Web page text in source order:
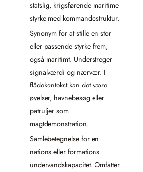
statslig, krigsførende maritime
styrke med kommandostruktur.
Synonym for at stille en stor
eller passende styrke frem,
også maritimt. Understreger
signalværdi og nærvær. I
flådekontekst kan det være
øvelser, havnebesøg eller
patruljer som
magtdemonstration.
Samlebetegnelse for en
nations eller formations
undervandskapacitet. Omfatter